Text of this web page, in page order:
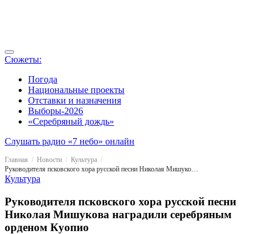
Сюжеты:
Погода
Национальные проекты
Отставки и назначения
Выборы-2026
«Серебряный дождь»
Слушать радио «7 небо» онлайн
Главная Новости
Культура
Руководителя псковского хора русской песни Николая Мишукова наградили серебряным орденом Куопио
Культура
Руководителя псковского хора русской песни
Николая Мишукова наградили серебряным
орденом Куопио